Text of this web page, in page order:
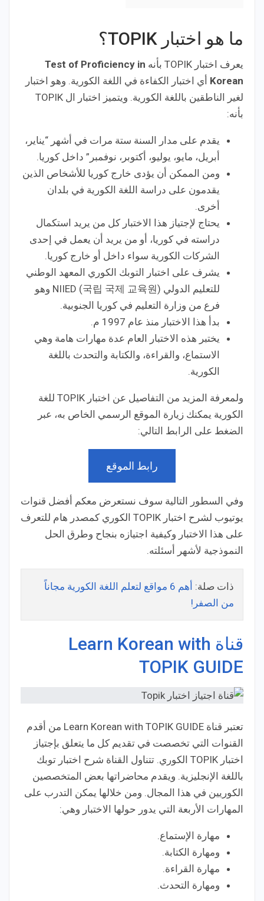
ما هو اختبار TOPIK؟
يعرف اختبار TOPIK بأنه
Test of Proficiency in
Korean أي اختبار الكفاءة في اللغة الكورية. وهو اختبار
لغير الناطقين باللغة الكورية. ويتميز اختبار ال TOPIK
بأنه:
يقدم على مدار السنة ستة مرات في أشهر “يناير،
أبريل، مايو، يوليو، أكتوبر، نوفمبر” داخل كوريا.
ومن الممكن أن يؤدى خارج كوريا للأشخاص الذين
يقدمون على دراسة اللغة الكورية في بلدان
أخرى.
يحتاج لإجتياز هذا الاختبار كل من يريد استكمال
دراسته في كوريا، أو من يريد أن يعمل في إحدى
الشركات الكورية سواء داخل أو خارج كوريا.
يشرف على اختبار التوبك الكوري المعهد الوطني
للتعليم الدولي (국립 국제 교육원) NIIED وهو
فرع من وزارة التعليم في كوريا الجنوبية.
بدأ هذا الاختبار منذ عام 1997 م.
يختبر هذه الاختبار العام عدة مهارات هامة وهي
الاستماع، والقراءة، والكتابة والتحدث باللغة
الكورية.
ولمعرفة المزيد من التفاصيل عن اختبار TOPIK للغة
الكورية يمكنك زيارة الموقع الرسمي الخاص به، عبر
الضغط على الرابط التالي:
رابط الموقع
وفي السطور التالية سوف نستعرض معكم أفضل قنوات
يوتيوب لشرح اختبار TOPIK الكوري كمصدر هام للتعرف
على هذا الاختبار وكيفية اجتيازه بنجاح وطرق الحل
النموذجية لأشهر أسئلته.
ذات صلة:
أهم 6 مواقع لتعلم اللغة الكورية مجاناً
من الصفر!
قناة Learn Korean with
TOPIK GUIDE
تعتبر قناة Learn Korean with TOPIK GUIDE من أقدم
القنوات التي تخصصت في تقديم كل ما يتعلق بإجتياز
اختبار TOPIK الكوري. تتناول القناة شرح اختبار توبك
باللغة الإنجليزية. ويقدم محاضراتها بعض المتخصصين
الكوريين في هذا المجال. ومن خلالها يمكن التدرب على
المهارات الأربعة التي يدور حولها الاختبار وهي:
مهارة الإستماع.
ومهارة الكتابة.
مهارة القراءة.
ومهارة التحدث.